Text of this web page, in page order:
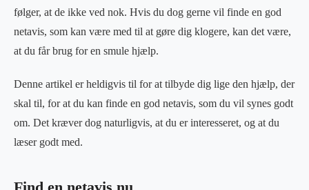
følger, at de ikke ved nok. Hvis du dog gerne vil finde en god
netavis, som kan være med til at gøre dig klogere, kan det være,
at du får brug for en smule hjælp.
Denne artikel er heldigvis til for at tilbyde dig lige den hjælp, der
skal til, for at du kan finde en god netavis, som du vil synes godt
om. Det kræver dog naturligvis, at du er interesseret, og at du
læser godt med.